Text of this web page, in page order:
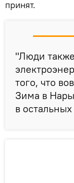
принят.
"Люди
того, что
Зима в
в